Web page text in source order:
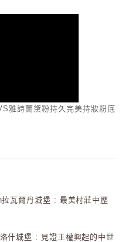
雅詩蘭黛粉持久完美持妝粉底
瓦爾丹城堡 : 最美村莊中歷
什城堡 : 見證王權興起的中世